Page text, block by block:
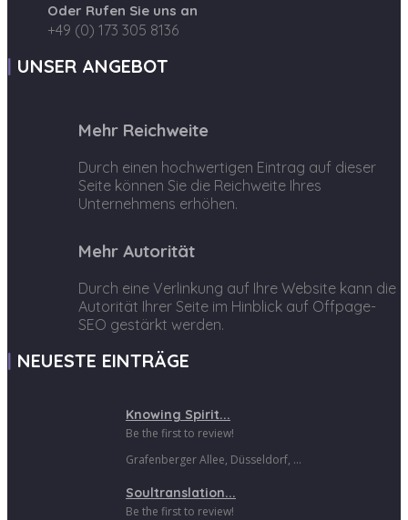
Oder Rufen Sie uns an
+49 (0) 173 305 8136
UNSER ANGEBOT
Mehr Reichweite
Durch einen hochwertigen Eintrag auf dieser
Seite können Sie die Reichweite Ihres
Unternehmens erhöhen.
Mehr Autorität
Durch eine Verlinkung auf Ihre Website kann die
Autorität Ihrer Seite im Hinblick auf Offpage-
SEO gestärkt werden.
NEUESTE EINTRÄGE
Knowing Spirit...
Be the first to review!
Grafenberger Allee, Düsseldorf, ...
Soultranslation...
Be the first to review!